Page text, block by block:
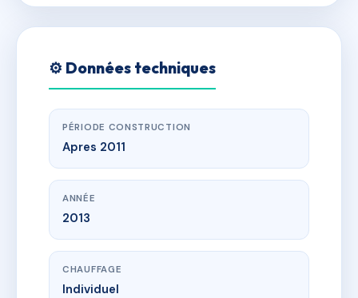
⚙️ Données techniques
PÉRIODE CONSTRUCTION
Apres 2011
ANNÉE
2013
CHAUFFAGE
Individuel